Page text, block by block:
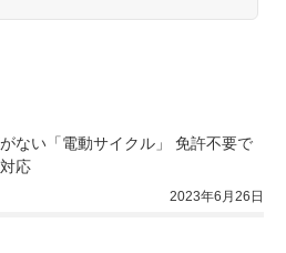
ない「電動サイクル」 免許不要で
応
2023年6月26日